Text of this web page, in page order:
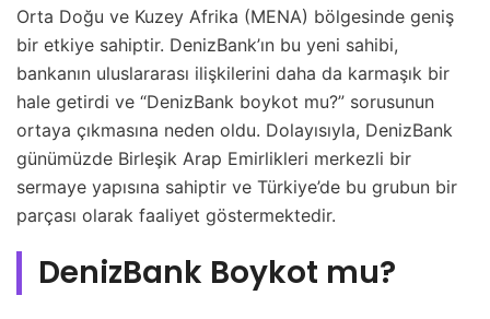
Orta Doğu ve Kuzey Afrika (MENA) bölgesinde geniş
bir etkiye sahiptir. DenizBank’ın bu yeni sahibi,
bankanın uluslararası ilişkilerini daha da karmaşık bir
hale getirdi ve “DenizBank boykot mu?” sorusunun
ortaya çıkmasına neden oldu. Dolayısıyla, DenizBank
günümüzde Birleşik Arap Emirlikleri merkezli bir
sermaye yapısına sahiptir ve Türkiye’de bu grubun bir
parçası olarak faaliyet göstermektedir.
DenizBank Boykot mu?